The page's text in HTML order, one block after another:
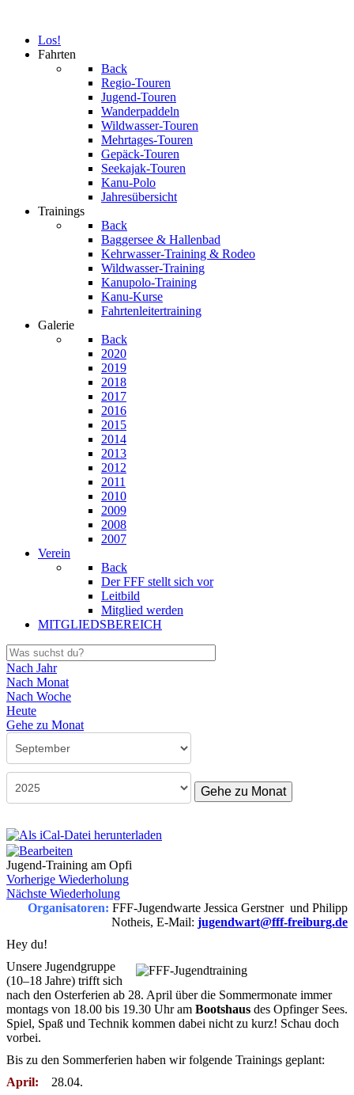
Los!
Fahrten
Back
Regio-Touren
Jugend-Touren
Wanderpaddeln
Wildwasser-Touren
Mehrtages-Touren
Gepäck-Touren
Seekajak-Touren
Kanu-Polo
Jahresübersicht
Trainings
Back
Baggersee & Hallenbad
Kehrwasser-Training & Rodeo
Wildwasser-Training
Kanupolo-Training
Kanu-Kurse
Fahrtenleitertraining
Galerie
Back
2020
2019
2018
2017
2016
2015
2014
2013
2012
2011
2010
2009
2008
2007
Verein
Back
Der FFF stellt sich vor
Leitbild
Mitglied werden
MITGLIEDSBEREICH
Nach Jahr
Nach Monat
Nach Woche
Heute
Gehe zu Monat
Gehe zu Monat
Jugend-Training am Opfi
Vorherige Wiederholung
Nächste Wiederholung
Organisatoren: FFF-Jugendwarte Jessica Gerstner und Philipp
Notheis, E-Mail: jugendwart@fff-freiburg.de
Hey du!
Unsere Jugendgruppe
(10–18 Jahre) trifft sich
nach den Osterferien ab 28. April über die Sommermonate immer
montags von 18.00 bis 19.30 Uhr am Bootshaus des Opfinger Sees.
Spiel, Spaß und Technik kommen dabei nicht zu kurz! Schau doch
vorbei.
Bis zu den Sommerferien haben wir folgende Trainings geplant:
April: 28.04.